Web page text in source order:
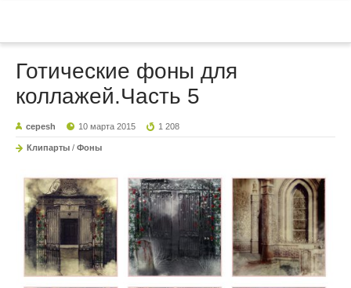
Готические фоны для
коллажей.Часть 5
cepesh 10 марта 2015 1 208
Клипарты / Фоны